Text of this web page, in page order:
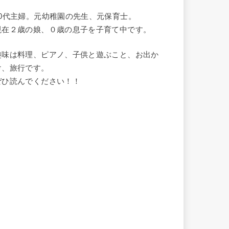
代主婦。元幼稚園の先生、元保育士。
在２歳の娘、０歳の息子を子育て中です。
味は料理、ピアノ、子供と遊ぶこと、お出か
、旅行です。
ひ読んでください！！